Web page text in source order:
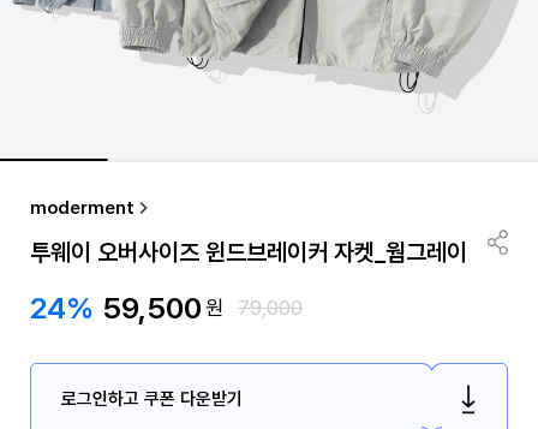
moderment
투웨이 오버사이즈 윈드브레이커 자켓_웜그레이
24% 59,500원 79,000
로그인하고 쿠폰 다운받기